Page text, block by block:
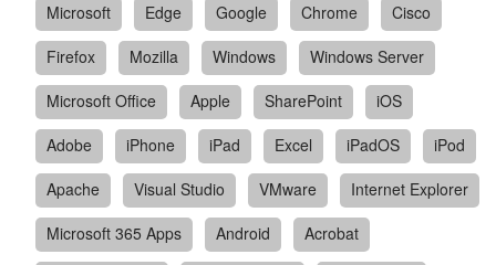
Microsoft Edge Google Chrome
Cisco
Firefox
Mozilla Windows
Windows Server
Microsoft Office
Apple SharePoint
iOS
Adobe
iPhone iPad Excel iPadOS
iPod
Apache
Visual Studio VMware
Internet Explorer
Microsoft 365 Apps
Android
Acrobat